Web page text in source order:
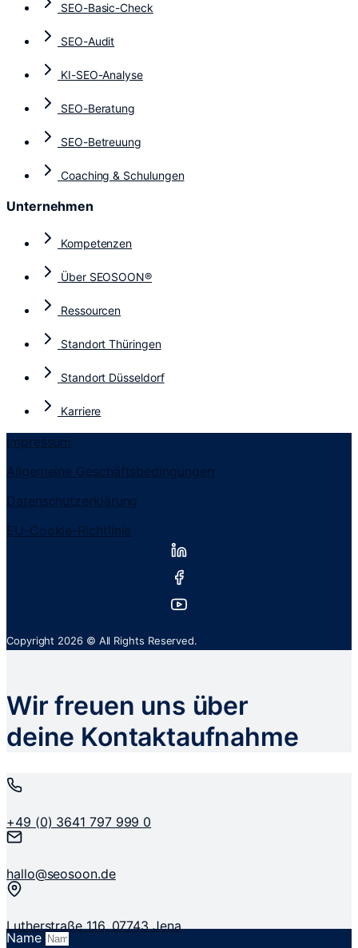
SEO-Basic-Check
SEO-Audit
KI-SEO-Analyse
SEO-Beratung
SEO-Betreuung
Coaching & Schulungen
Unternehmen
Kompetenzen
Über SEOSOON®​
Ressourcen
Standort Thüringen
Standort Düsseldorf
Karriere
Impressum
Allgemeine Geschäfts­bedingungen
Datenschutzerklärung
EU-Cookie-Richtlinie
Copyright 2026 © All Rights Reserved.
Wir freuen uns über
deine Kontaktaufnahme
+49 (0) 3641 797 999 0
hallo@seosoon.de
Lutherstraße 116, 07743 Jena
Name